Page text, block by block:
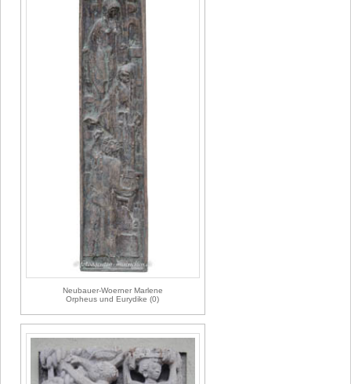
Neubauer-Woerner Marlene
Orpheus und Eurydike (0)